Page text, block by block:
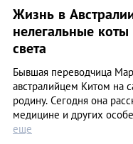
Жизнь в
нелегальные
света
Бывшая переводчица
австралийцем Китом на
родину. Сегодня она
медицине и других
еще